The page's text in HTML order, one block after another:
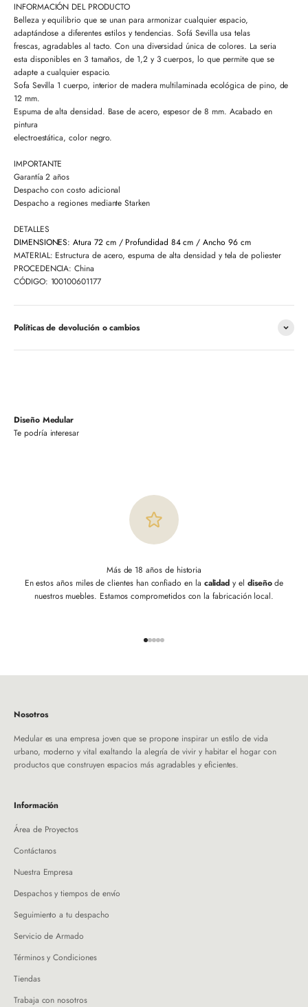
INFORMACIÓN DEL PRODUCTO
Belleza y equilibrio que se unan para armonizar cualquier espacio,
adaptándose a diferentes estilos y tendencias. Sofá Sevilla usa telas
frescas, agradables al tacto. Con una diversidad única de colores. La seria
esta disponibles en 3 tamaños, de 1,2 y 3 cuerpos, lo que permite que se
adapte a cualquier espacio.
Sofa Sevilla 1 cuerpo, interior de madera multilaminada ecológica de pino, de
12 mm.
Espuma de alta densidad. Base de acero, espesor de 8 mm. Acabado en
pintura
electroestática, color negro.
IMPORTANTE
Garantía 2 años
Despacho con costo adicional
Despacho a regiones mediante Starken
DETALLES
DIMENSIONES:Atura 72 cm / Profundidad 84 cm / Ancho 96 cm
MATERIAL: Estructura de acero, espuma de alta densidad y tela de poliester
PROCEDENCIA: China
CÓDIGO: 100100601177
Políticas de devolución o cambios
Diseño Medular
Más de 18 años de historia
En estos años miles de clientes han confiado en la calidad y el diseñode
nuestros muebles. Estamos comprometidos con la fabricación local.
Ir al artículo 1
Ir al artículo 2
Ir al artículo 3
Ir al artículo 4
Ir al artículo 5
Nosotros
Medular es una empresa joven que se propone inspirar un estilo de vida
urbano, moderno y vital exaltando la alegría de vivir y habitar el hogar con
productos que construyen espacios más agradables y eficientes.
Información
Área de Proyectos
Contáctanos
Nuestra Empresa
Despachos y tiempos de envío
Seguimiento a tu despacho
Servicio de Armado
Términos y Condiciones
Tiendas
Trabaja con nosotros